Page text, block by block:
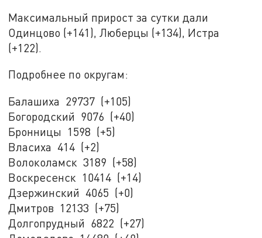
Максимальный прирост за сутки дали
Одинцово (+141), Люберцы (+134), Истра
(+122).
Подробнее по округам:
Балашиха 29737 (+105)
Богородский 9076 (+40)
Бронницы 1598 (+5)
Власиха 414 (+2)
Волоколамск 3189 (+58)
Воскресенск 10414 (+14)
Дзержинский 4065 (+0)
Дмитров 12133 (+75)
Долгопрудный 6822 (+27)